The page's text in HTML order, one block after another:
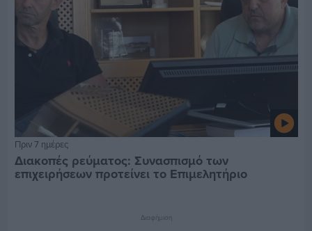
Πριν 7 ημέρες
Διακοπές ρεύματος: Συνασπισμό των
επιχειρήσεων προτείνει το Επιμελητήριο
Διαφήμιση